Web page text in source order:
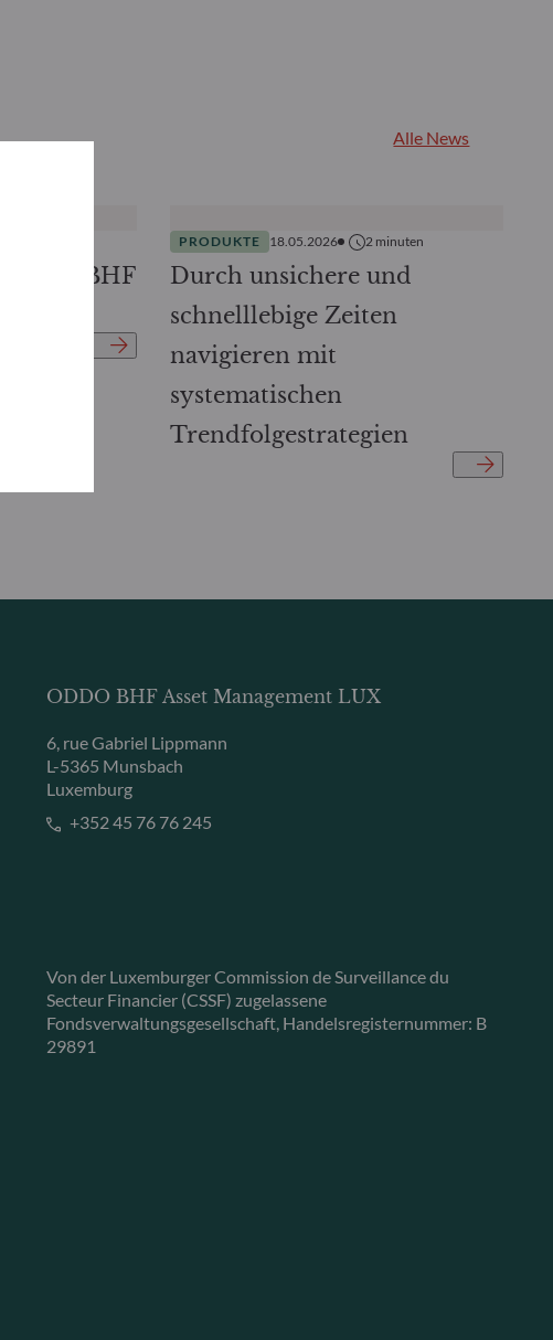
Alle News
BHF
PRODUKTE 18.05.2026 2 minuten
Durch unsichere und
schnelllebige Zeiten
navigieren mit
systematischen
Trendfolgestrategien
ODDO BHF Asset Management LUX
6, rue Gabriel Lippmann
L-5365 Munsbach
Luxemburg
+352 45 76 76 245
Von der Luxemburger Commission de Surveillance du
Secteur Financier (CSSF) zugelassene
Fondsverwaltungsgesellschaft, Handelsregisternummer: B
29891